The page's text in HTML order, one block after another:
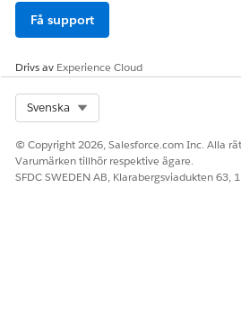
Få support
Drivs av Experience Cloud
Svenska
© Copyright 2026, Salesforce.com Inc. Alla
Varumärken tillhör respektive ägare.
SFDC SWEDEN AB, Klarabergsviadukten 63,